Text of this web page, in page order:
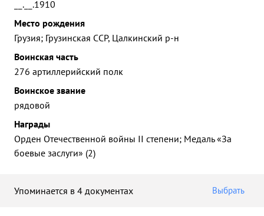
__.__.1910
Место рождения
Грузия; Грузинская ССР, Цалкинский р-н
Воинская часть
276 артиллерийский полк
Воинское звание
рядовой
Награды
Орден Отечественной войны II степени; Медаль «За
боевые заслуги» (2)
Упоминается в 4 документах Выбрать